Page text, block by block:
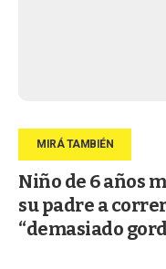
Niño de 6 años
su padre a
“demasiado